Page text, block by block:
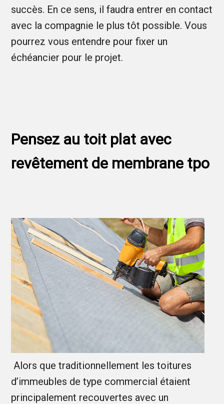
succès. En ce sens, il faudra entrer en contact
avec la compagnie le plus tôt possible. Vous
pourrez vous entendre pour fixer un
échéancier pour le projet.
Pensez au toit plat avec
revêtement de membrane tpo
Alors que traditionnellement les toitures
d’immeubles de type commercial étaient
principalement recouvertes avec un